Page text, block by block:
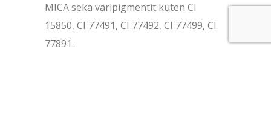
MICA sekä väripigmentit kuten CI
15850, CI 77491, CI 77492, CI 77499, CI
77891.